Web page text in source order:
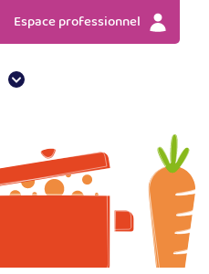
Espace professionnel